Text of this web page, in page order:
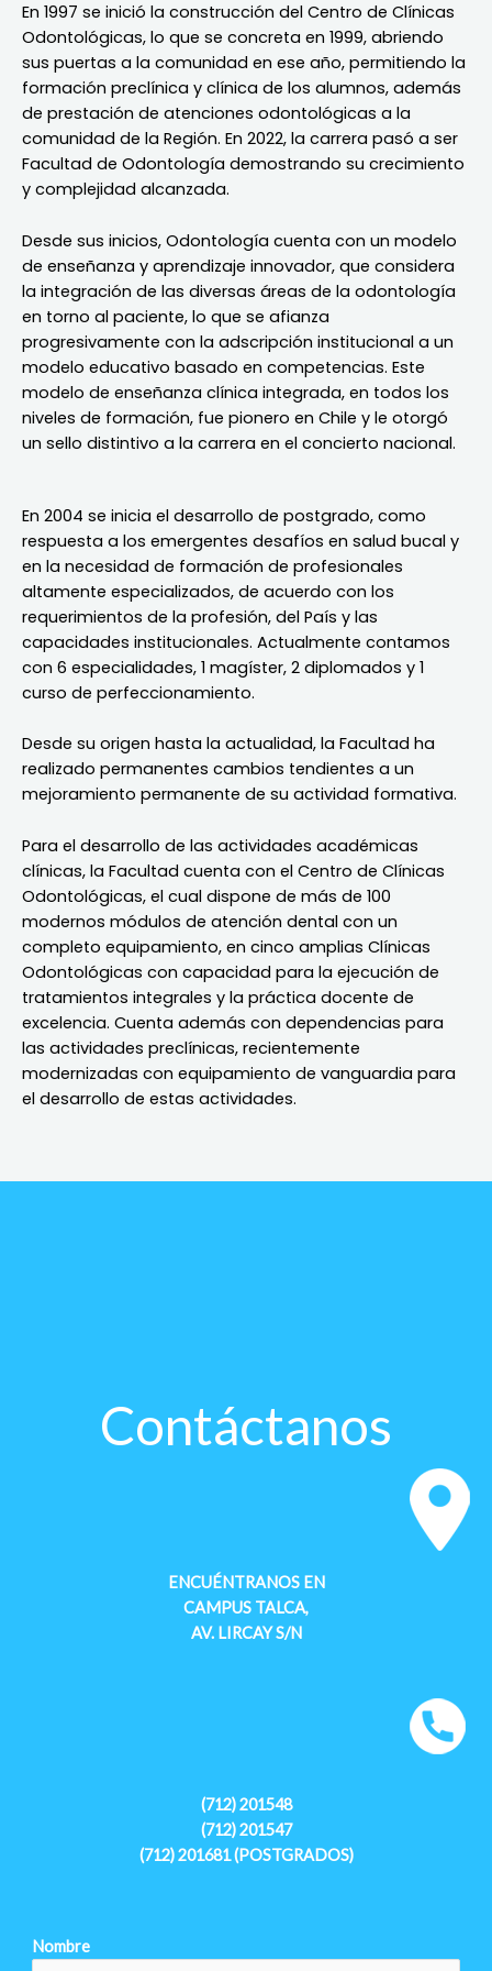
En 1997 se inició la construcción del Centro de Clínicas
Odontológicas, lo que se concreta en 1999, abriendo
sus puertas a la comunidad en ese año, permitiendo la
formación preclínica y clínica de los alumnos, además
de prestación de atenciones odontológicas a la
comunidad de la Región. En 2022, la carrera pasó a ser
Facultad de Odontología demostrando su crecimiento
y complejidad alcanzada.
Desde sus inicios, Odontología cuenta con un modelo
de enseñanza y aprendizaje innovador, que considera
la integración de las diversas áreas de la odontología
en torno al paciente, lo que se afianza
progresivamente con la adscripción institucional a un
modelo educativo basado en competencias. Este
modelo de enseñanza clínica integrada, en todos los
niveles de formación, fue pionero en Chile y le otorgó
un sello distintivo a la carrera en el concierto nacional.
En 2004 se inicia el desarrollo de postgrado, como
respuesta a los emergentes desafíos en salud bucal y
en la necesidad de formación de profesionales
altamente especializados, de acuerdo con los
requerimientos de la profesión, del País y las
capacidades institucionales. Actualmente contamos
con 6 especialidades, 1 magíster, 2 diplomados y 1
curso de perfeccionamiento.
Desde su origen hasta la actualidad, la Facultad ha
realizado permanentes cambios tendientes a un
mejoramiento permanente de su actividad formativa.
Para el desarrollo de las actividades académicas
clínicas, la Facultad cuenta con el Centro de Clínicas
Odontológicas, el cual dispone de más de 100
modernos módulos de atención dental con un
completo equipamiento, en cinco amplias Clínicas
Odontológicas con capacidad para la ejecución de
tratamientos integrales y la práctica docente de
excelencia. Cuenta además con dependencias para
las actividades preclínicas, recientemente
modernizadas con equipamiento de vanguardia para
el desarrollo de estas actividades.
Contáctanos
ENCUÉNTRANOS EN
CAMPUS TALCA,
AV. LIRCAY S/N
(712) 201548
(712) 201547
(712) 201681 (POSTGRADOS)
Nombre